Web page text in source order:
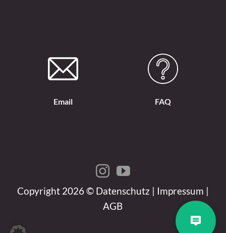
Email FAQ
Copyright 2026 © Datenschutz | Impressum |
AGB